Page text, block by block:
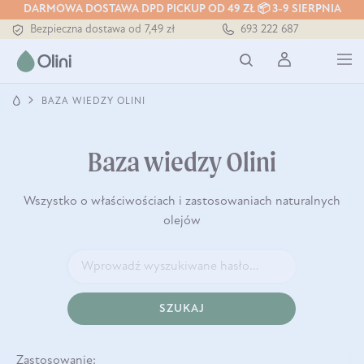
DARMOWA DOSTAWA DPD PICKUP OD 49 ZŁ 📦 3-9 SIERPNIA
Tłoczony zawsze na zimno
Bezpieczna dostawa od 7,49 zł
Tłoczony zawsze na zimno
693 222 687
BAZA WIEDZY OLINI
Baza wiedzy Olini
Wszystko o właściwościach i zastosowaniach naturalnych
olejów
SZUKAJ
Zastosowanie: